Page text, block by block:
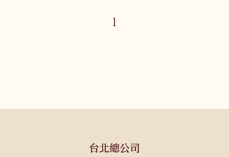
1
台北總公司